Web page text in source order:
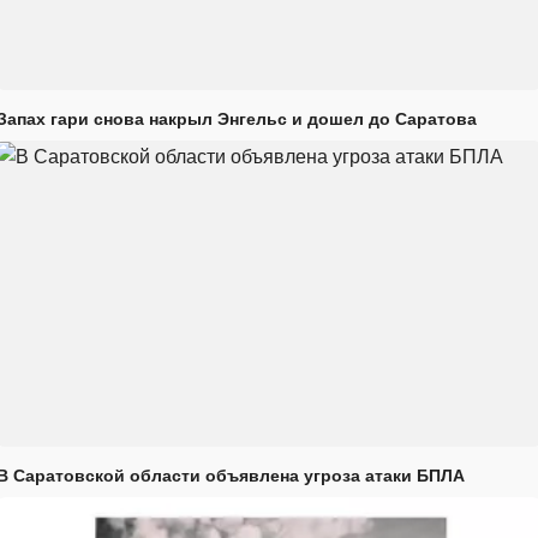
гари снова накрыл Энгельс и дошел до Саратова
Саратовской области объявлена угроза атаки БПЛА